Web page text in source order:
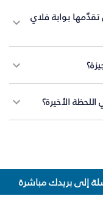
بوابة فلاي
الأخيرة؟
إلى بريدك مباشرة